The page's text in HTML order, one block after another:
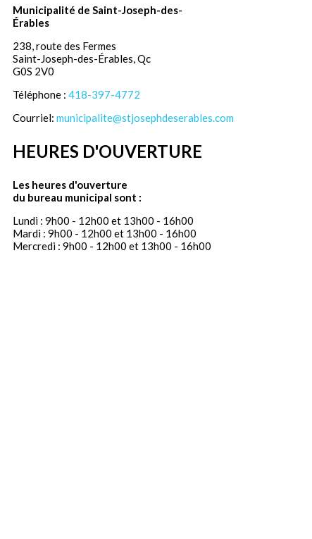
Municipalité de Saint-Joseph-des-
Érables
238, route des Fermes
Saint-Joseph-des-Érables, Qc
G0S 2V0
Téléphone : 418-397-4772
Courriel: municipalite@stjosephdeserables.com
HEURES D'OUVERTURE
Les heures d'ouverture
du bureau municipal sont :
Lundi : 9h00 - 12h00 et 13h00 - 16h00
Mardi : 9h00 - 12h00 et 13h00 - 16h00
Mercredi : 9h00 - 12h00 et 13h00 - 16h00